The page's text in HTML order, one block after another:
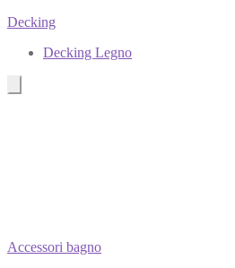
Decking
Decking Legno
Accessori bagno